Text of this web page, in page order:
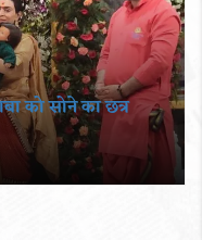
को सोने का छत्र